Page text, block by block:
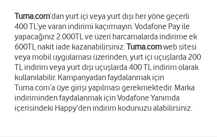
Turna.com’dan yurt içi veya yurt dışı her yöne geçerli
400 TL’ye varan indirimi kaçırmayın. Vodafone Pay ile
yapacağınız 2.000TL ve üzeri harcamalarda indirime ek
600TL nakit iade kazanabilirsiniz.Turna.comweb sitesi
veya mobil uygulaması üzerinden, yurt içi uçuşlarda 200
TL indirim veya yurt dışı uçuşlarda 400 TL indirim olarak
kullanılabilir. Kampanyadan faydalanmak için
Turna.com’a üye girişi yapılması gerekmektedir. Marka
indiriminden faydalanmak için Vodafone Yanımda
içerisindeki Happy’den indirim kodunuzu alabilirsiniz.